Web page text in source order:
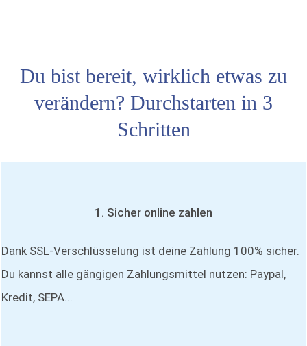
Du bist bereit, wirklich etwas zu
verändern? Durchstarten in 3
Schritten
1. Sicher online zahlen
Dank SSL-Verschlüsselung ist deine Zahlung 100% sicher.
Du kannst alle gängigen Zahlungsmittel nutzen: Paypal,
Kredit, SEPA...